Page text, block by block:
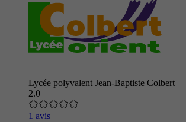
Lycée polyvalent Jean-Baptiste Colbert
2.0
1 avis